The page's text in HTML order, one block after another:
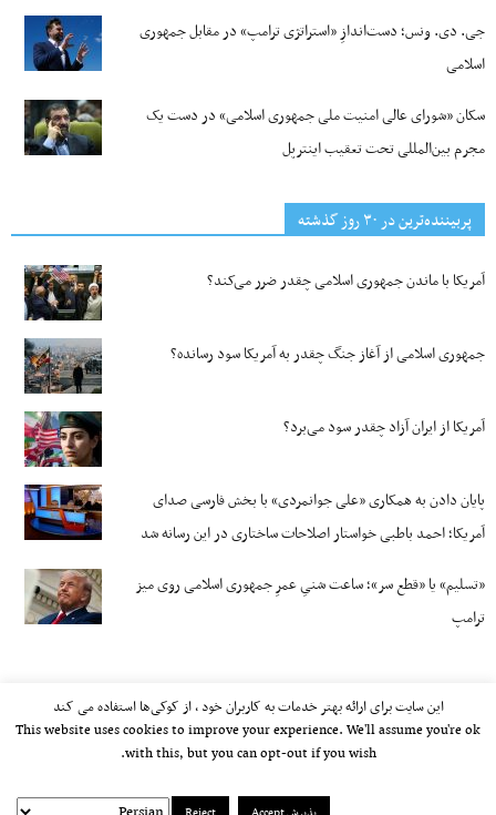
جی‌. دی. ونس؛ دست‌اندازِ «استراتژی ترامپ» در مقابل جمهوری
اسلامی
سکان «شورای عالی امنیت ملی جمهوری اسلامی» در دست یک
مجرم بین‌المللی تحت تعقیب اینترپل
پربیننده‌ترین‌ در ۳۰ روز گذشته
آمریکا با ماندن جمهوری اسلامی چقدر ضرر می‌کند؟
جمهوری اسلامی از آغاز جنگ چقدر به آمریکا سود رسانده؟
آمریکا از ایران آزاد چقدر سود می‌برد؟
پایان دادن به همکاری «علی جوانمردی» با بخش فارسی صدای
آمریکا؛ احمد باطبی خواستار اصلاحات ساختاری در این رسانه شد
«تسلیم» یا «قطع سر»؛ ساعت شنیِ عمرِ جمهوری اسلامی روی میز
ترامپ
این سایت برای ارائه بهتر خدمات به کاربران خود ، از کوکی‌ها استفاده می کند
This website uses cookies to improve your experience. We'll assume you're ok
with this, but you can opt-out if you wish.